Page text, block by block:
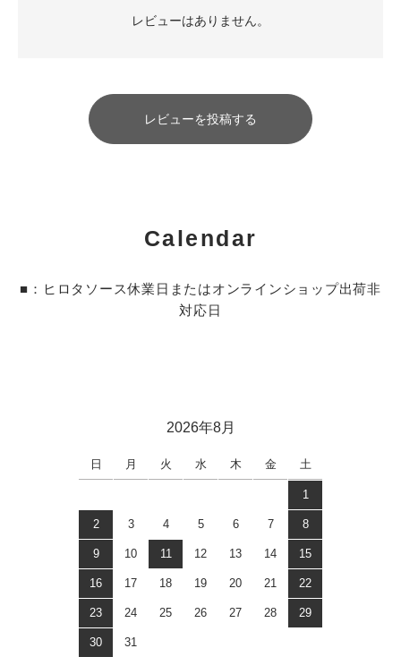
レビューはありません。
レビューを投稿する
Calendar
■：ヒロタソース休業日またはオンラインショップ出荷非
対応日
2026年8月
日 月 火 水 木 金 土
1
2 3 4 5 6 7 8
9 10 11 12 13 14 15
16 17 18 19 20 21 22
23 24 25 26 27 28 29
30 31